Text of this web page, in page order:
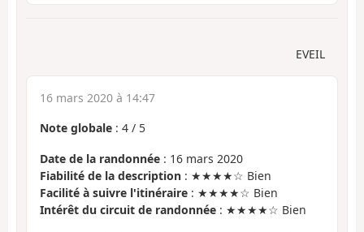
EVEIL
16 mars 2020 à 14:47
Note globale : 4 / 5
Date de la randonnée : 16 mars 2020
Fiabilité de la description : ★★★★☆ Bien
Facilité à suivre l'itinéraire : ★★★★☆ Bien
Intérêt du circuit de randonnée : ★★★★☆ Bien